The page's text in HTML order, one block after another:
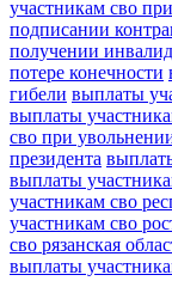
участникам сво
подписании
получении
потере конечности
гибели выплаты
выплаты
сво при
президента
выплаты
участникам сво
участникам сво
сво рязанская
выплаты